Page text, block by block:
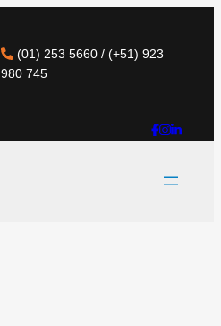
(01) 253 5660 / (+51) 923
980 745